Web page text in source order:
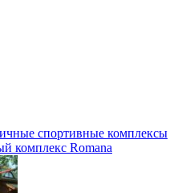
спортивные комплексы
комплекс Romana